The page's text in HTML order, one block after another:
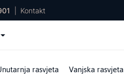
Kontakt
rasvjeta Vanjska rasvjeta